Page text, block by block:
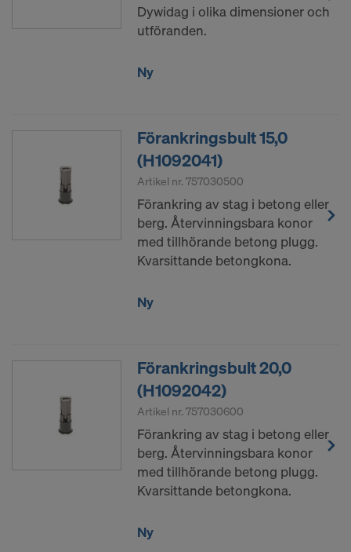
Dywidag i olika dimensioner och
utföranden.
Ny
Förankringsbult 15,0
(H1092041)
Artikel nr. 757030500
Förankring av stag i betong eller
berg. Återvinningsbara konor
med tillhörande betong plugg.
Kvarsittande betongkona.
Ny
Förankringsbult 20,0
(H1092042)
Artikel nr. 757030600
Förankring av stag i betong eller
berg. Återvinningsbara konor
med tillhörande betong plugg.
Kvarsittande betongkona.
Ny
Facebook LLC
Microsoft Corporation
The Trade Desk, Inc.
Vimeo LLC
YouTube LLC
Vi behöver ditt uttryckliga samtycke för att även i
fortsättningen kunna överföra dina
Du kan när som helst återkalla ditt samtycke med
ÄR DU I INFÖRSTÅDD MED
ANVÄNDNINGEN AV COOKIES OCH
ÖVERFÖRINGEN AV DINA
PERSONUPPGIFTER TILL USA?